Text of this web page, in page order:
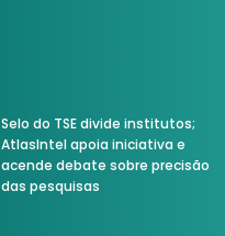
Selo do TSE divide institutos;
AtlasIntel apoia iniciativa e
acende debate sobre precisão
das pesquisas